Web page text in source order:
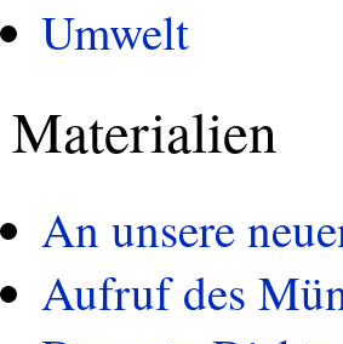
Umwelt
Materialien
An unsere
Aufruf des